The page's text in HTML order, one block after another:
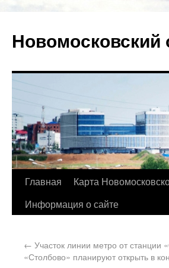
Новомосковский
Главная Карта
Информация о сайте
← Участок линии метро от станции
«Столбово» планируют открыть в